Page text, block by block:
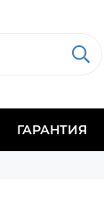
ГАРАНТИЯ